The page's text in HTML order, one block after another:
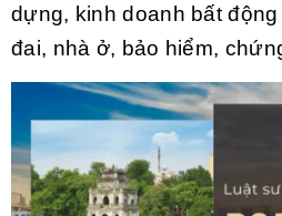
dựng, kinh doanh bất
đai, nhà ở, bảo hiểm,